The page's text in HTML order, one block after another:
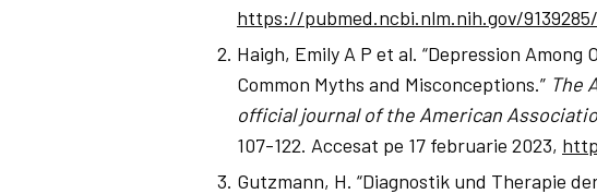
https://pubmed.ncbi.nlm.nih.gov/9139285/
Haigh, Emily A P et al. “Depression
Common Myths and Misconceptions.” The
official journal of the American
107-122. Accesat pe 17 februarie 2023,
Gutzmann, H. “Diagnostik und Therapie